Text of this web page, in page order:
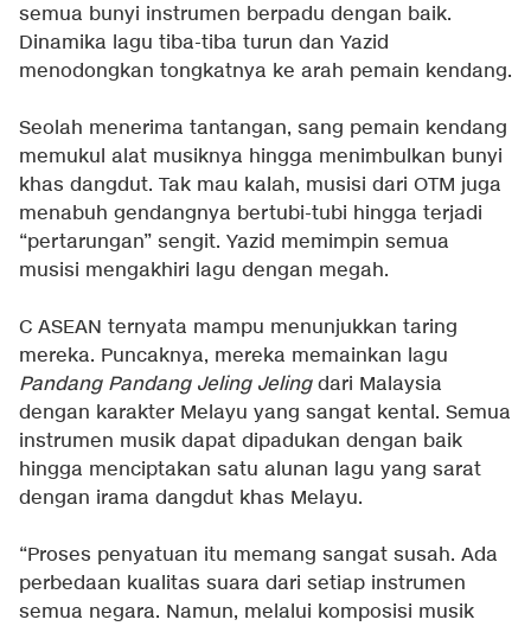
semua bunyi instrumen berpadu dengan baik.
Dinamika lagu tiba-tiba turun dan Yazid
menodongkan tongkatnya ke arah pemain kendang.
Seolah menerima tantangan, sang pemain kendang
memukul alat musiknya hingga menimbulkan bunyi
khas dangdut. Tak mau kalah, musisi dari OTM juga
menabuh gendangnya bertubi-tubi hingga terjadi
“pertarungan” sengit. Yazid memimpin semua
musisi mengakhiri lagu dengan megah.
C ASEAN ternyata mampu menunjukkan taring
mereka. Puncaknya, mereka memainkan lagu
Pandang Pandang Jeling Jelingdari Malaysia
dengan karakter Melayu yang sangat kental. Semua
instrumen musik dapat dipadukan dengan baik
hingga menciptakan satu alunan lagu yang sarat
dengan irama dangdut khas Melayu.
“Proses penyatuan itu memang sangat susah. Ada
perbedaan kualitas suara dari setiap instrumen
semua negara. Namun, melalui komposisi musik